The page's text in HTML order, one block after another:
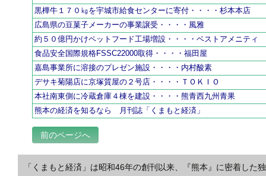
黒樺牛１７０㎏を宇城市給食センターに寄付・・・・杉本本店
広島県の豆菓子メーカーの事業譲受・・・・風雅
約５０億円かけペットフード工場増設・・・・ベストアメニティ
食品安全国際規格FSSC22000取得・・・・福田屋
嘉島事業所に溶接のプレゼン施設・・・・内村酸素
デサキ菊陽店に京塚質屋の２号店・・・・ＴＯＫＩＯ
本社南東側に冷蔵倉庫４棟を建設・・・・熊青西九州青果
熊本の経済を知るなら 月刊誌「くまもと経済」
前のページへ
「くまもと経済」は昭和46年の創刊以来、『熊本』に密着し